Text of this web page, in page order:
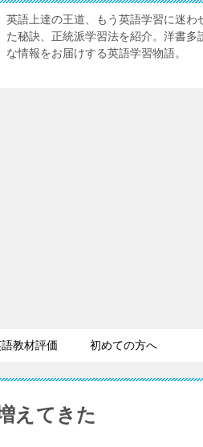
英語上達の王道、もう英語学習に迷
た秘訣、正統派学習法を紹介。洋書
な情報をお届けする英語学習物語。
教材評価 初めての方へ
えてきた